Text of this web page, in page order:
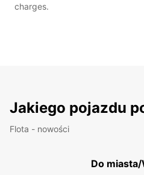
charges.
Jakiego pojazdu
Flota - nowości
Do